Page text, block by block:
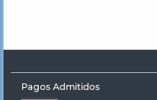
Pagos Admitidos